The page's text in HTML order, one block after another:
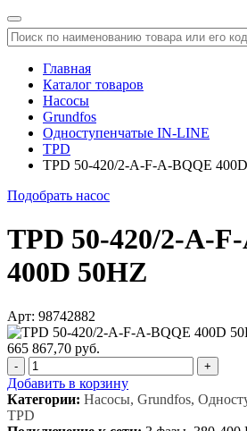
Главная
Каталог товаров
Насосы
Grundfos
Одноступенчатые IN-LINE
TPD
TPD 50-420/2-A-F-A-BQQE
Подобрать насос
TPD 50-420/2-A-
400D 50HZ
Арт: 98742882
665 867,70 руб.
- +
Добавить в корзину
Категории: Насосы, Grundfos,
TPD